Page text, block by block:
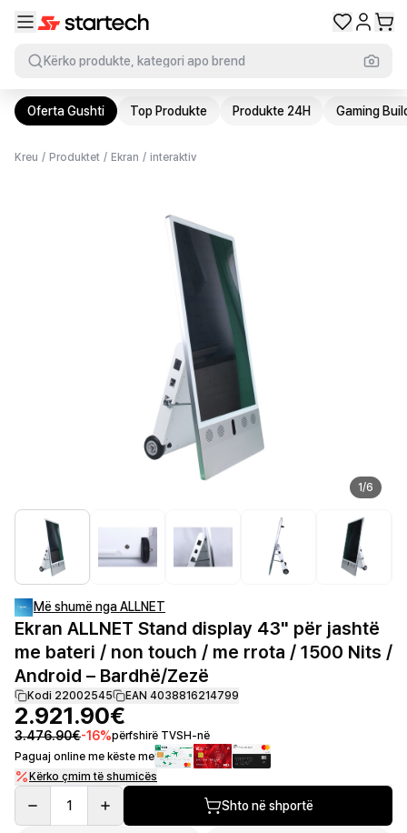
Kërko produkte, kategori apo brend
Oferta Gushti Top Produkte Produkte 24H Gaming
Kreu / Produktet / Ekran / interaktiv
1/6
Më shumë nga ALLNET
Ekran ALLNET Stand display 43" për jashtë
me bateri / non touch / me rrota / 1500 Nits /
Android – Bardhë/Zezë
Kodi 22002545 EAN 4038816214799
2.921.90€
3.476.90€-16%përfshirë TVSH-në
Paguaj online me këste me
Kërko çmim të shumicës
1 Shto në shportë